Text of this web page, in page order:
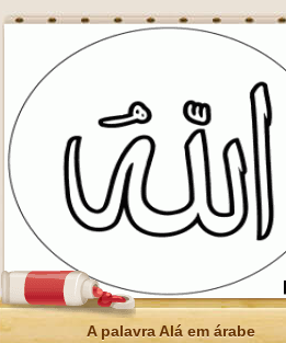
A palavra Alá em árabe